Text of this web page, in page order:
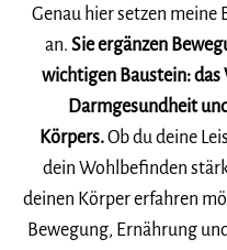
Genau hier setzen
an. Sie ergänzen
wichtigen Baustein:
Darmgesundheit
Körpers.Ob du deine
dein Wohlbefinden
deinen Körper erfahren
Bewegung, Ernährung